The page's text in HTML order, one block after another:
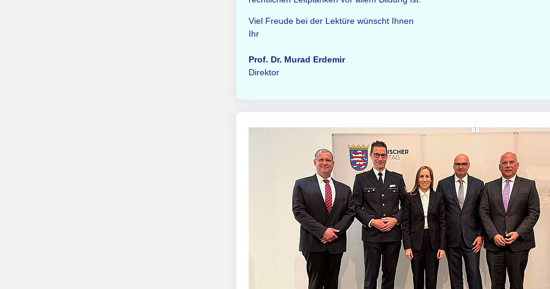
Viel Freude bei der Lektüre wünscht Ihnen
Ihr
Prof. Dr. Murad Erdemir
Direktor